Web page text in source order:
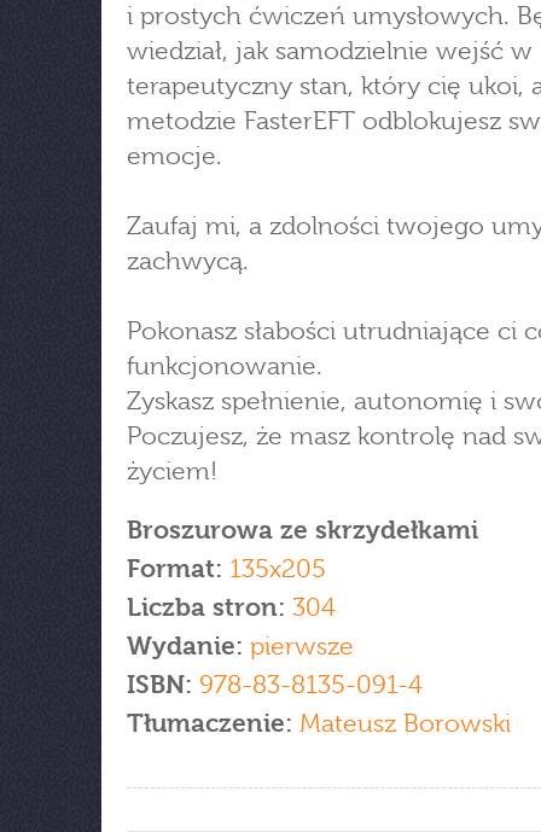
i prostych ćwiczeń umysłowych.
wiedział, jak samodzielnie wejść w
terapeutyczny stan, który cię ukoi,
metodzie FasterEFT odblokujesz
emocje.
Zaufaj mi, a zdolności twojego
zachwycą.
Pokonasz słabości utrudniające ci
funkcjonowanie.
Zyskasz spełnienie, autonomię i
Poczujesz, że masz kontrolę nad
życiem!
Broszurowa ze skrzydełkami
Format: 135x205
Liczba stron: 304
Wydanie: pierwsze
ISBN: 978-83-8135-091-4
Tłumaczenie: Mateusz Borowski